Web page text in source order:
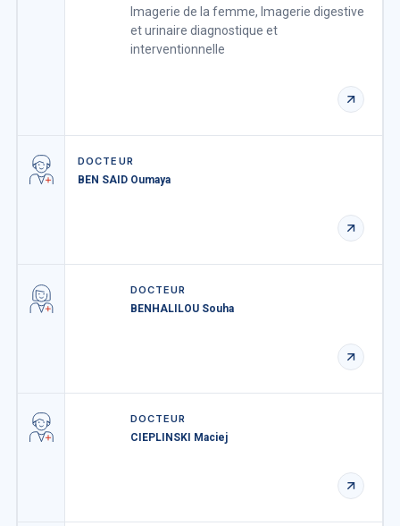
Imagerie de la femme, Imagerie digestive
et urinaire diagnostique et
interventionnelle
DOCTEUR
BEN SAID Oumaya
DOCTEUR
BENHALILOU Souha
DOCTEUR
CIEPLINSKI Maciej